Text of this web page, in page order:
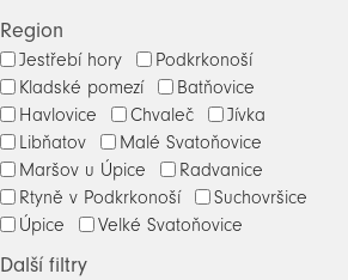
Region
Jestřebí hory
Podkrkonoší
Kladské pomezí
Batňovice
Havlovice
Chvaleč
Jívka
Libňatov
Malé Svatoňovice
Maršov u Úpice
Radvanice
Rtyně v Podkrkonoší
Suchovršice
Úpice
Velké Svatoňovice
Další filtry